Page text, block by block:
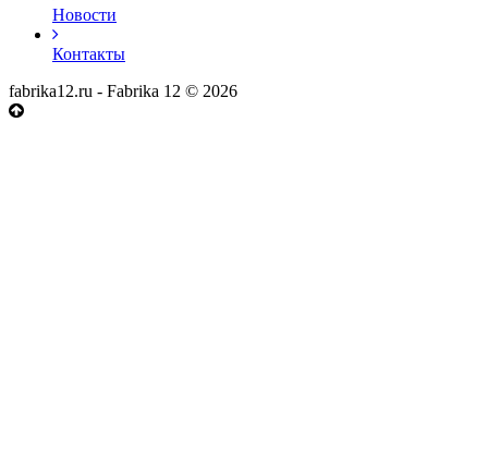
Новости
Контакты
fabrika12.ru - Fabrika 12 © 2026